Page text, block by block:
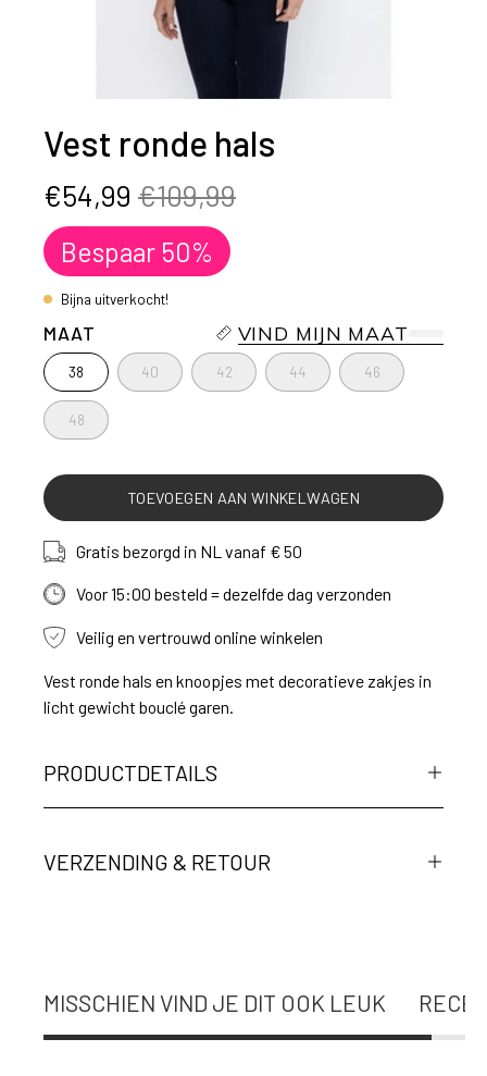
Vest ronde hals
€54,99 €109,99
Bespaar 50%
Bijna uitverkocht!
MAAT VIND MIJN MAAT
38 40 42 44 46
48
TOEVOEGEN AAN WINKELWAGEN
Gratis bezorgd in NL vanaf € 50
Voor 15:00 besteld = dezelfde dag verzonden
Veilig en vertrouwd online winkelen
Vest ronde hals en knoopjes met decoratieve zakjes in
licht gewicht bouclé garen.
PRODUCTDETAILS
VERZENDING & RETOUR
MISSCHIEN VIND JE DIT OOK LEUK